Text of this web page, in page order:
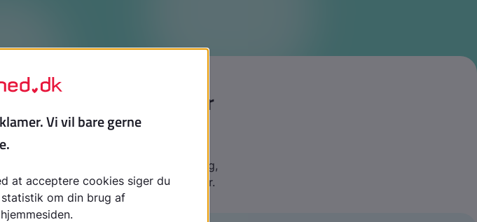
Få overblik over
stillet en diagnose inden for mental
af de fire grader af udviklingshæmning,
og hvilken støtte der er brug for.